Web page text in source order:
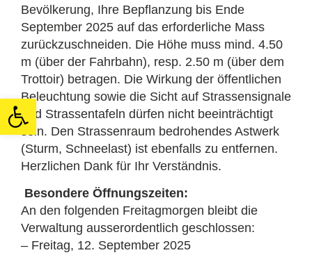
Open toolbar
Bevölkerung, Ihre Bepflanzung bis Ende
September 2025 auf das erforderliche Mass
zurückzuschneiden. Die Höhe muss mind. 4.50
m (über der Fahrbahn), resp. 2.50 m (über dem
Trottoir) betragen. Die Wirkung der öffentlichen
Beleuchtung sowie die Sicht auf Strassensignale
und Strassentafeln dürfen nicht beeinträchtigt
sein. Den Strassenraum bedrohendes Astwerk
(Sturm, Schneelast) ist ebenfalls zu entfernen.
Herzlichen Dank für Ihr Verständnis.
Besondere Öffnungszeiten:
An den folgenden Freitagmorgen bleibt die
Verwaltung ausserordentlich geschlossen:
– Freitag, 12. September 2025